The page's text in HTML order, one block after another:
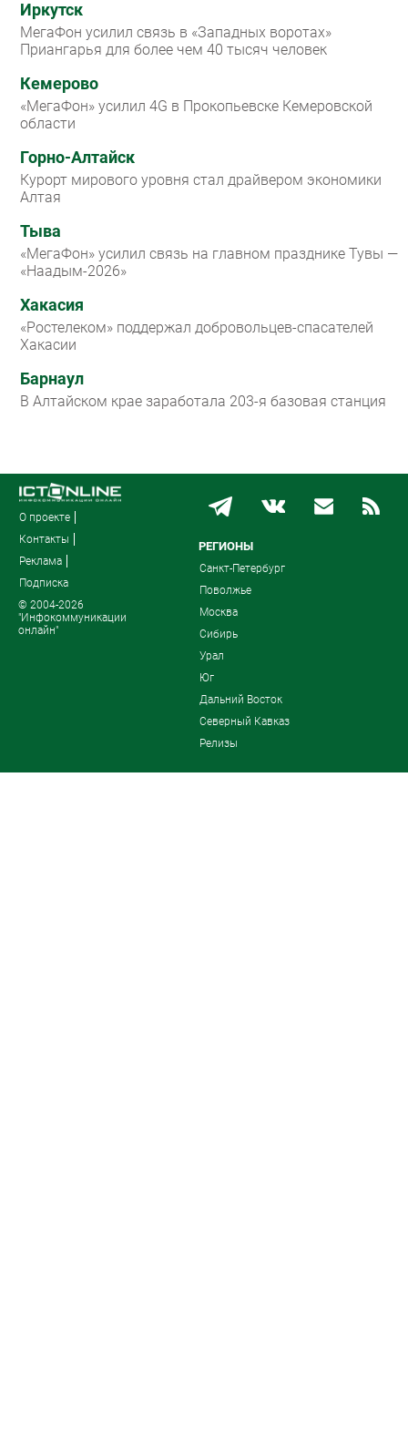
Иркутск
МегаФон усилил связь в «Западных воротах»
Приангарья для более чем 40 тысяч человек
Кемерово
«МегаФон» усилил 4G в Прокопьевске Кемеровской
области
Горно-Алтайск
Курорт мирового уровня стал драйвером экономики
Алтая
Тыва
«МегаФон» усилил связь на главном празднике Тувы —
«Наадым-2026»
Хакасия
«Ростелеком» поддержал добровольцев-спасателей
Хакасии
Барнаул
В Алтайском крае заработала 203-я базовая станция
О проекте
Контакты
Реклама
Подписка
© 2004-2026
"Инфокоммуникации
онлайн"
РЕГИОНЫ
Санкт-Петербург
Поволжье
Москва
Сибирь
Урал
Юг
Дальний Восток
Северный Кавказ
Релизы